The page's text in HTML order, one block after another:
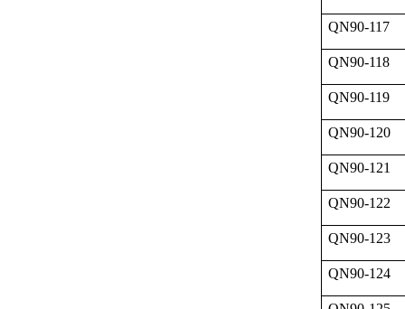
QN90-117
QN90-118
QN90-119
QN90-120
QN90-121
QN90-122
QN90-123
QN90-124